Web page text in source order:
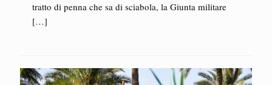
tratto di penna che sa di sciabola, la Giunta militare
[…]